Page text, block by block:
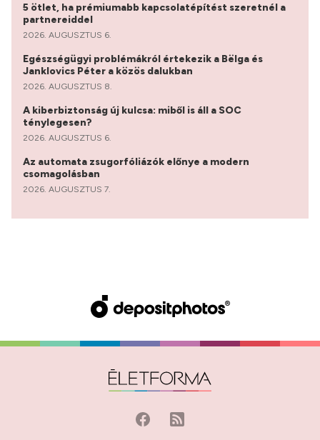
5 ötlet, ha prémiumabb kapcsolatépítést szeretnél a
partnereiddel
2026. AUGUSZTUS 6.
Egészségügyi problémákról értekezik a Bëlga és
Janklovics Péter a közös dalukban
2026. AUGUSZTUS 8.
A kiberbiztonság új kulcsa: miből is áll a SOC
ténylegesen?
2026. AUGUSZTUS 6.
Az automata zsugorfóliázók előnye a modern
csomagolásban
2026. AUGUSZTUS 7.